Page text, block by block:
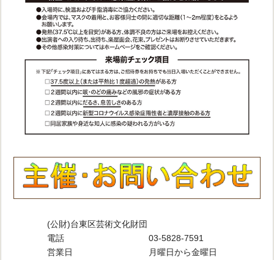
(公財)台東区芸術文化財団
電話
03-5828-7591
営業日
月曜日から金曜日